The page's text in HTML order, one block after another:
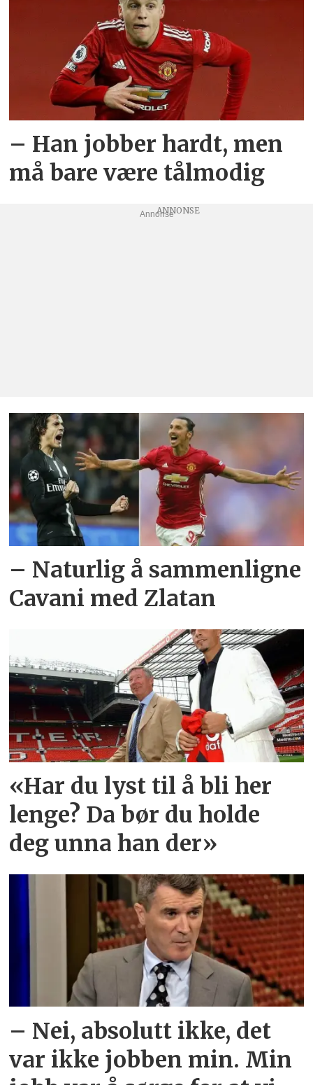
– Han jobber hardt, men
må bare være tålmodig
Annonse
– Naturlig å sammenligne
Cavani med Zlatan
«Har du lyst til å bli her
lenge? Da bør du holde
deg unna han der»
– Nei, absolutt ikke, det
var ikke jobben min. Min